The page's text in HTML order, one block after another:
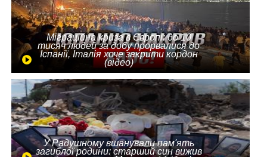
Міграційна криза в Європі: до 10
тисяч людей за добу прорвалися до
Іспанії, Італія хоче закрити кордон
(відео)
У Радушному вшанували пам'ять
загиблої родини: старший син вижив